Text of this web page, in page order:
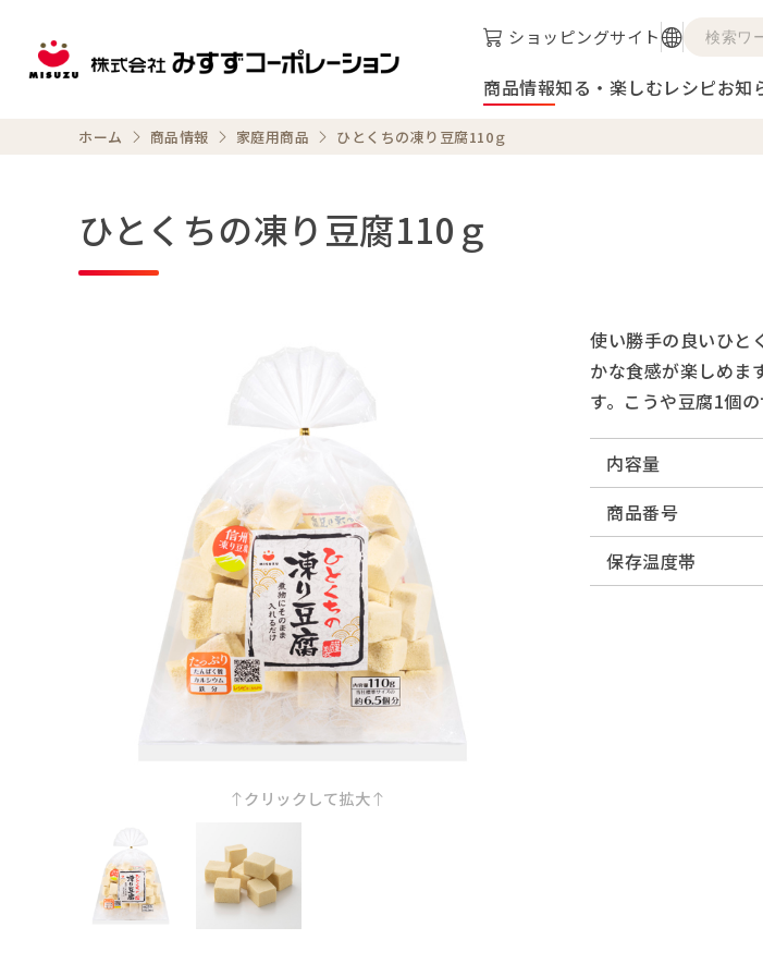
ショッピングサイト
商品情報知る・楽しむレシピお知
ホーム 商品情報 家庭用商品 ひとくちの凍り豆腐110ｇ
ひとくちの凍り豆腐110ｇ
クリックして拡大
使い勝手の良いひと
かな食感が楽しめま
す。こうや豆腐1個
内容量
商品番号
保存温度帯